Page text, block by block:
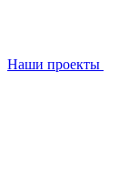
Наши проекты